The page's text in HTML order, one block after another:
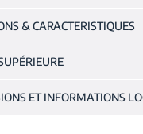
& CARACTERISTIQUES
ET INFORMATIONS